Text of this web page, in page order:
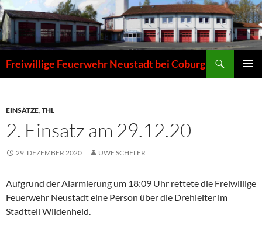
Zum
Inhalt
springen
Freiwillige Feuerwehr Neustadt bei Coburg
EINSÄTZE,THL
2. Einsatz am 29.12.20
29. DEZEMBER 2020 UWE SCHELER
Aufgrund der Alarmierung um 18:09 Uhr rettete die Freiwillige
Feuerwehr Neustadt eine Person über die Drehleiter im
Stadtteil Wildenheid.